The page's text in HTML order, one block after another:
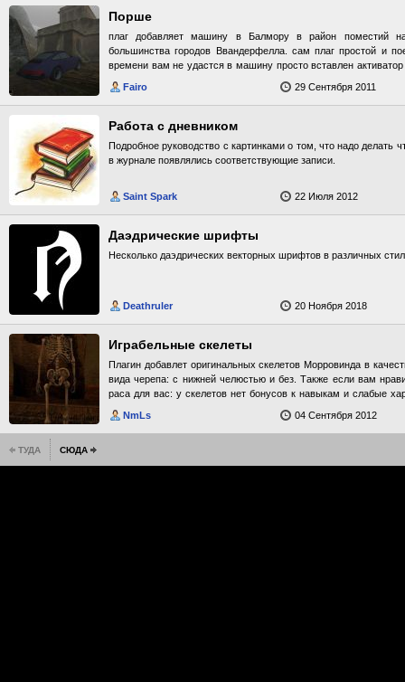
ТУДА СЮДА
Порше
плаг добавляет машину в Балмору в район поместий
большинства городов Ввандерфелла. сам плаг простой и
времени вам не удастся в машину просто вставлен
машинка красивая.
Fairo 29 Сентября 2011
Работа с дневником
Подробное руководство с картинками о том, что надо делать
в журнале появлялись соответствующие записи.
Saint Spark 22 Июля 2012
Даэдрические шрифты
Несколько даэдрических векторных шрифтов в различных
Deathruler 20 Ноября 2018
Играбельные скелеты
Плагин добавлет оригинальных скелетов Морровинда в
вида черепа: с нижней челюстью и без. Также если вам
раса для вас: у скелетов нет бонусов к навыкам и слабые
большой бонус к магии. Скелеты - мертвецы, поднятые
Базовые характеристики: М | Ж Сила 30 | 30 Интеллект 40 |
30 Скорость 25 | 25 Выносливость 40 | 40
восстановить магию, 5 пт. Заклинания: Поглощение Мертвеца:
NmLs 04 Сентября 2012